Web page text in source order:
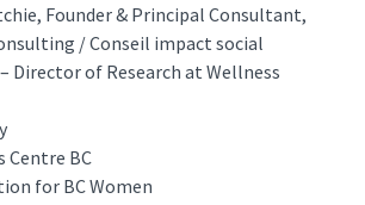
Founder & Principal Consultant,
/ Conseil impact social
Director of Research at Wellness
Centre BC
for BC Women